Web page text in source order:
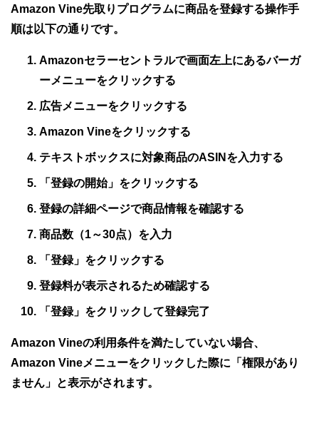
Amazon Vine先取りプログラムに商品を登録する操作手
順は以下の通りです。
Amazonセラーセントラルで画面左上にあるバーガ
ーメニューをクリックする
広告メニューをクリックする
Amazon Vineをクリックする
テキストボックスに対象商品のASINを入力する
「登録の開始」をクリックする
登録の詳細ページで商品情報を確認する
商品数（1～30点）を入力
「登録」をクリックする
登録料が表示されるため確認する
「登録」をクリックして登録完了
Amazon Vineの利用条件を満たしていない場合、
Amazon Vineメニューをクリックした際に「権限があり
ません」と表示がされます。